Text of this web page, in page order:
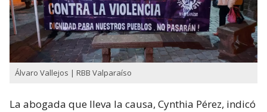
Álvaro Vallejos | RBB Valparaíso
La abogada que lleva la causa, Cynthia Pérez, indicó